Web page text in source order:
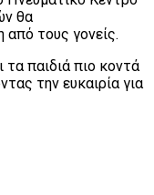
θα
τους γονείς.
παιδιά πιο κοντά
την ευκαιρία για